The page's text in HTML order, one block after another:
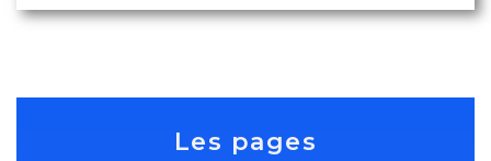
Les pages